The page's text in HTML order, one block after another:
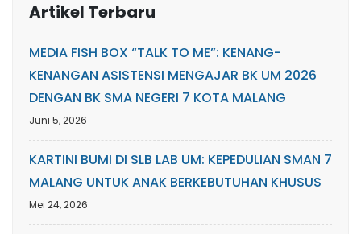
Artikel Terbaru
MEDIA FISH BOX “TALK TO ME”: KENANG-
KENANGAN ASISTENSI MENGAJAR BK UM 2026
DENGAN BK SMA NEGERI 7 KOTA MALANG
Juni 5, 2026
KARTINI BUMI DI SLB LAB UM: KEPEDULIAN SMAN 7
MALANG UNTUK ANAK BERKEBUTUHAN KHUSUS
Mei 24, 2026